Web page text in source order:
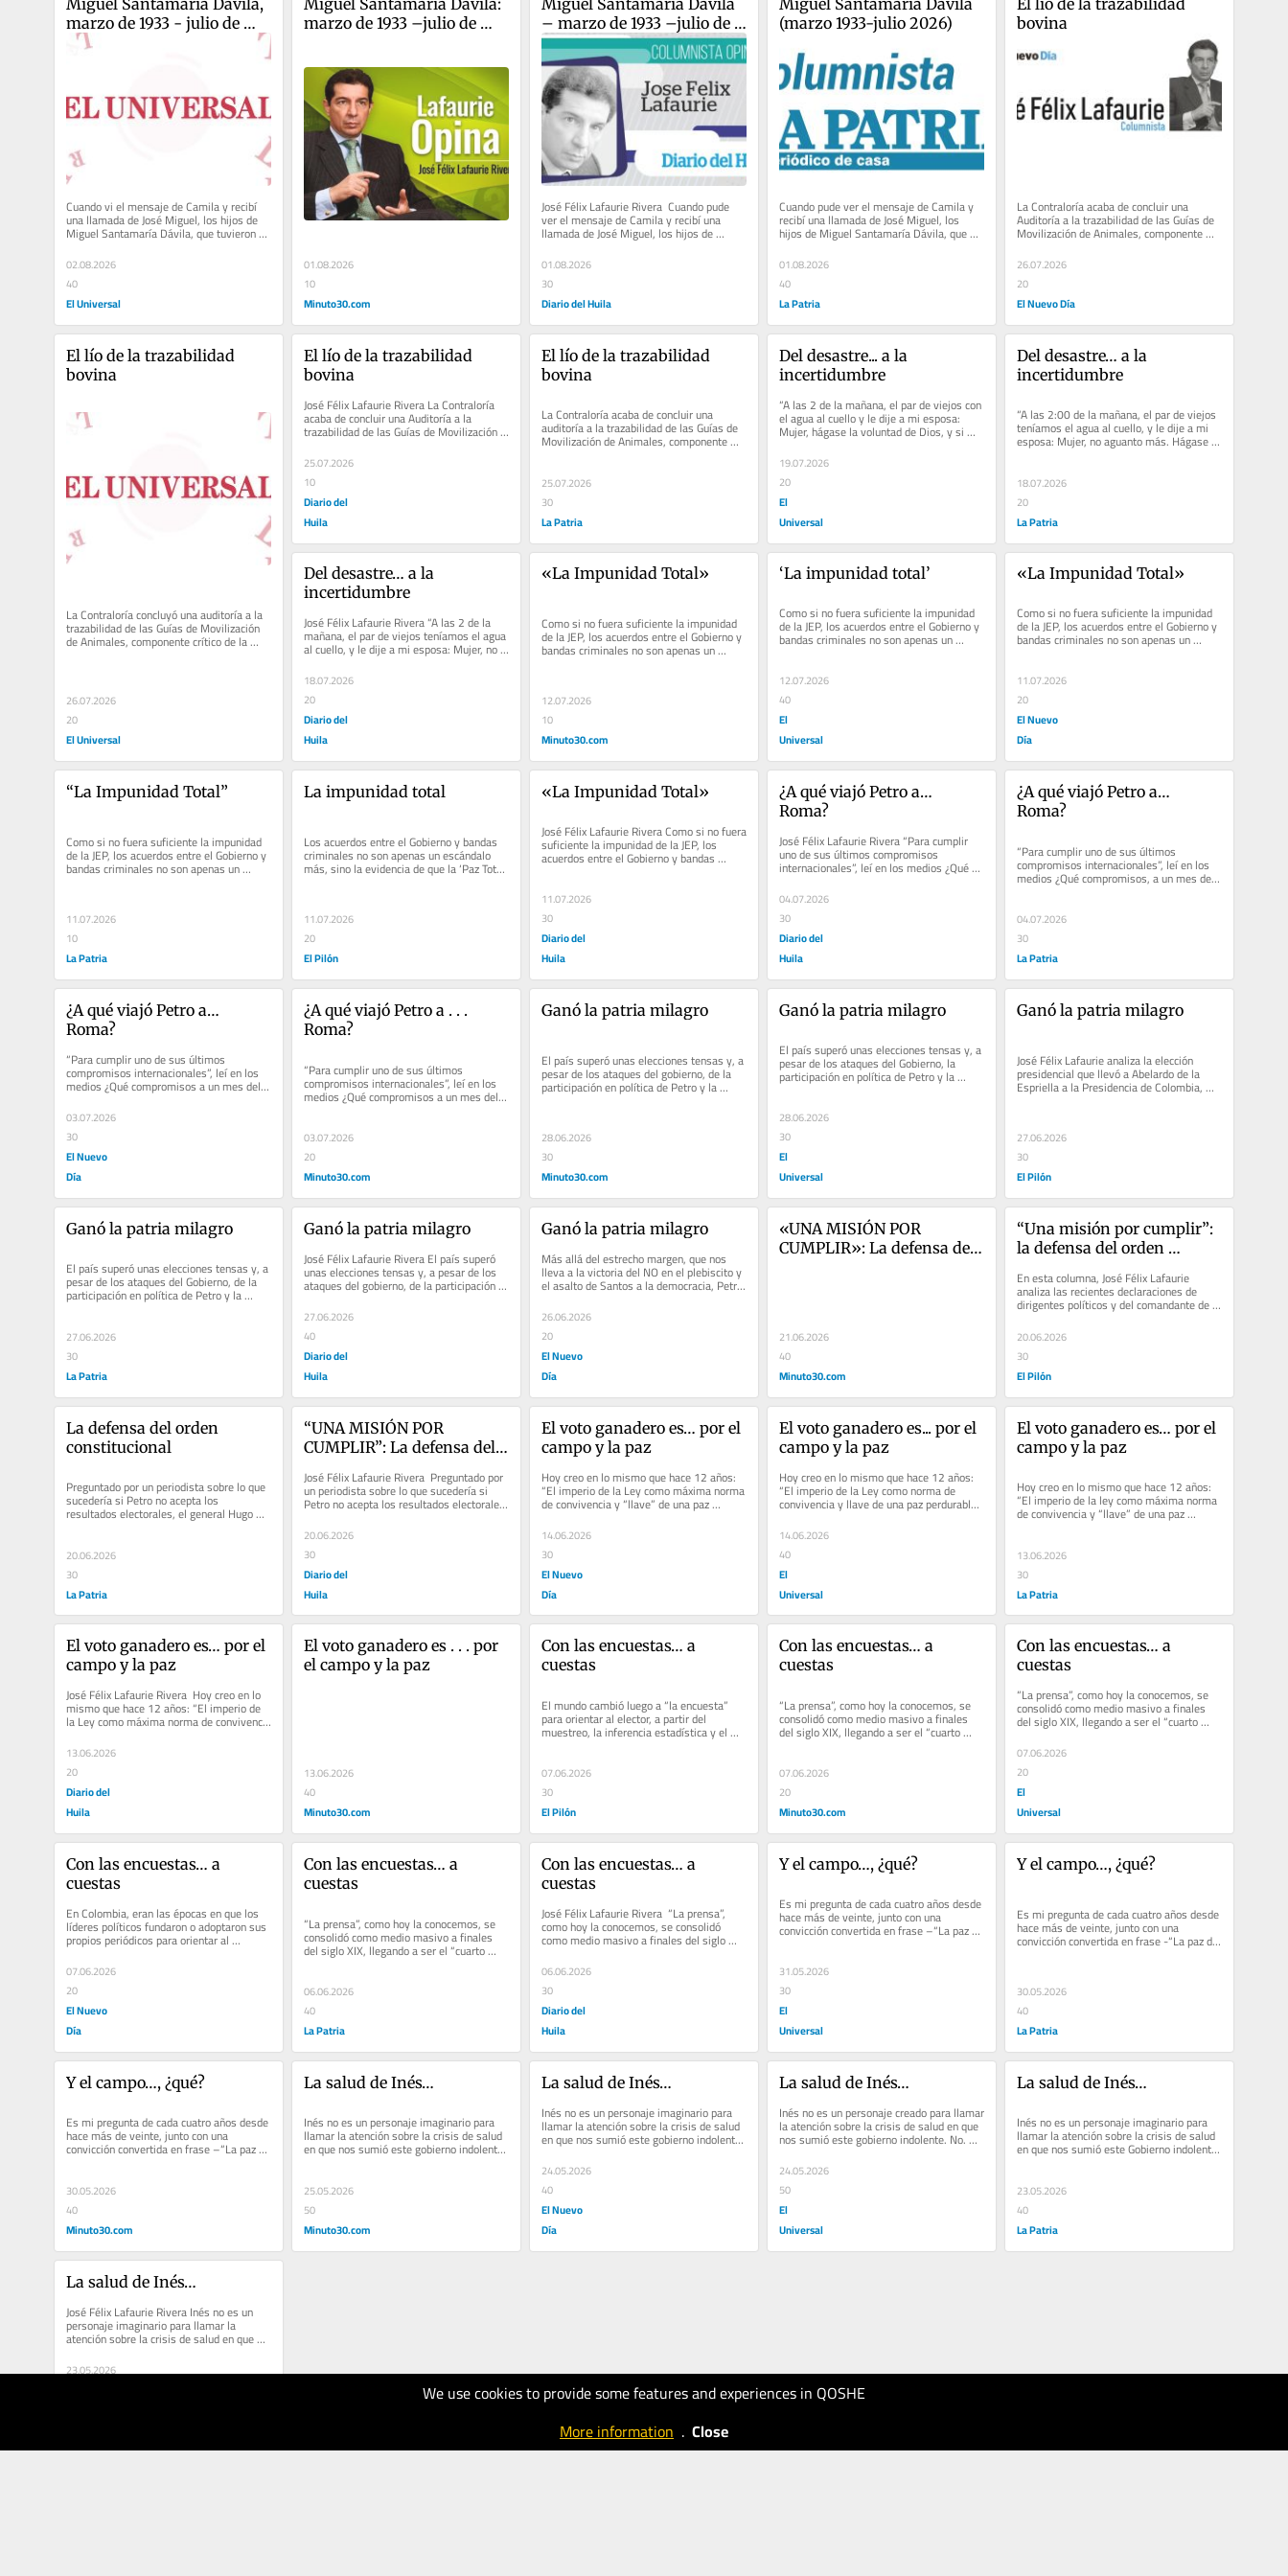
We use cookies to provide some features and experiences in QOSHE
More information . Close
marzo de 1933 - julio de
2026
Cuando vi el mensaje de Camila y recibí
una llamada de José Miguel, los hijos de
Miguel Santamaría Dávila, que tuvieron el
hermoso gesto de...
02.08.2026
40
El Universal
marzo de 1933 –julio de
01.08.2026
10
Minuto30.com
– marzo de 1933 –julio de
2026
José Félix Lafaurie Rivera  Cuando pude
ver el mensaje de Camila y recibí una
llamada de José Miguel, los hijos de
Miguel Santamaria Dávila,...
01.08.2026
30
Diario del Huila
(marzo 1933-julio 2026)
Cuando pude ver el mensaje de Camila y
recibí una llamada de José Miguel, los
hijos de Miguel Santamaría Dávila, que
tuvieron el hermoso gesto de...
01.08.2026
40
La Patria
bovina
La Contraloría acaba de concluir una
Auditoría a la trazabilidad de las Guías de
Movilización de Animales, componente
26.07.2026
20
El Nuevo Día
El lío de la trazabilidad
bovina
La Contraloría concluyó una auditoría a la
trazabilidad de las Guías de Movilización
de Animales, componente crítico de la
trazabilidad bovina,...
26.07.2026
20
El Universal
El lío de la trazabilidad
bovina
José Félix Lafaurie Rivera La Contraloría
acaba de concluir una Auditoría a la
trazabilidad de las Guías de Movilización
25.07.2026
10
Diario del
Huila
El lío de la trazabilidad
bovina
La Contraloría acaba de concluir una
auditoría a la trazabilidad de las Guías de
Movilización de Animales, componente
25.07.2026
30
La Patria
Del desastre... a la
incertidumbre
“A las 2 de la mañana, el par de viejos con
el agua al cuello y le dije a mi esposa:
Mujer, hágase la voluntad de Dios, y si
este es el...
19.07.2026
20
El
Universal
Del desastre… a la
incertidumbre
“A las 2:00 de la mañana, el par de viejos
teníamos el agua al cuello, y le dije a mi
esposa: Mujer, no aguanto más. Hágase la
voluntad de Dios,...
18.07.2026
20
La Patria
Del desastre… a la
incertidumbre
José Félix Lafaurie Rivera “A las 2 de la
mañana, el par de viejos teníamos el agua
al cuello, y le dije a mi esposa: Mujer, no
aguanto más....
18.07.2026
20
Diario del
Huila
«La Impunidad Total»
Como si no fuera suficiente la impunidad
de la JEP, los acuerdos entre el Gobierno y
bandas criminales no son apenas un
12.07.2026
10
Minuto30.com
‘La impunidad total’
Como si no fuera suficiente la impunidad
de la JEP, los acuerdos entre el Gobierno y
bandas criminales no son apenas un
12.07.2026
40
El
Universal
«La Impunidad Total»
Como si no fuera suficiente la impunidad
de la JEP, los acuerdos entre el Gobierno y
bandas criminales no son apenas un
11.07.2026
20
El Nuevo
Día
“La Impunidad Total”
Como si no fuera suficiente la impunidad
de la JEP, los acuerdos entre el Gobierno y
bandas criminales no son apenas un
11.07.2026
10
La Patria
La impunidad total
Los acuerdos entre el Gobierno y bandas
criminales no son apenas un escándalo
más, sino la evidencia de que la ‘Paz Total’
escondía un plan de...
11.07.2026
20
El Pilón
«La Impunidad Total»
José Félix Lafaurie Rivera Como si no fuera
suficiente la impunidad de la JEP, los
acuerdos entre el Gobierno y bandas
criminales no son apenas un...
11.07.2026
30
Diario del
Huila
¿A qué viajó Petro a…
Roma?
José Félix Lafaurie Rivera “Para cumplir
uno de sus últimos compromisos
internacionales”, leí en los medios ¿Qué
compromisos a un mes del...
04.07.2026
30
Diario del
Huila
¿A qué viajó Petro a…
Roma?
“Para cumplir uno de sus últimos
compromisos internacionales”, leí en los
medios ¿Qué compromisos, a un mes del
fin de su mandato? Si, como...
04.07.2026
30
La Patria
¿A qué viajó Petro a…
Roma?
“Para cumplir uno de sus últimos
compromisos internacionales”, leí en los
medios ¿Qué compromisos a un mes del
fin de su mandato? Si, como...
03.07.2026
30
El Nuevo
Día
¿A qué viajó Petro a . . .
Roma?
“Para cumplir uno de sus últimos
compromisos internacionales”, leí en los
medios ¿Qué compromisos a un mes del
fin de su mandato? Si, como...
03.07.2026
20
Minuto30.com
Ganó la patria milagro
El país superó unas elecciones tensas y, a
pesar de los ataques del gobierno, de la
participación en política de Petro y la
orientación de...
28.06.2026
30
Minuto30.com
Ganó la patria milagro
El país superó unas elecciones tensas y, a
pesar de los ataques del Gobierno, la
participación en política de Petro y la
orientación de recursos...
28.06.2026
30
El
Universal
Ganó la patria milagro
José Félix Lafaurie analiza la elección
presidencial que llevó a Abelardo de la
Espriella a la Presidencia de Colombia,
plantea los principales...
27.06.2026
30
El Pilón
Ganó la patria milagro
El país superó unas elecciones tensas y, a
pesar de los ataques del Gobierno, de la
participación en política de Petro y la
orientación de...
27.06.2026
30
La Patria
Ganó la patria milagro
José Félix Lafaurie Rivera El país superó
unas elecciones tensas y, a pesar de los
ataques del gobierno, de la participación
en política de...
27.06.2026
40
Diario del
Huila
Ganó la patria milagro
Más allá del estrecho margen, que nos
lleva a la victoria del NO en el plebiscito y
el asalto de Santos a la democracia, Petro
26.06.2026
20
El Nuevo
Día
«UNA MISIÓN POR
CUMPLIR»: La defensa del
21.06.2026
40
Minuto30.com
“Una misión por cumplir”:
la defensa del orden
En esta columna, José Félix Lafaurie
analiza las recientes declaraciones de
dirigentes políticos y del comandante de
las Fuerzas Militares,...
20.06.2026
30
El Pilón
La defensa del orden
constitucional
Preguntado por un periodista sobre lo que
sucedería si Petro no acepta los
resultados electorales, el general Hugo
López, comandante de las Fuerzas...
20.06.2026
30
La Patria
“UNA MISIÓN POR
CUMPLIR”: La defensa del
José Félix Lafaurie Rivera  Preguntado por
un periodista sobre lo que sucedería si
Petro no acepta los resultados electorales,
el general Hugo...
20.06.2026
30
Diario del
Huila
El voto ganadero es… por el
campo y la paz
Hoy creo en lo mismo que hace 12 años:
“El imperio de la Ley como máxima norma
de convivencia y “llave” de una paz
perdurable; la seguridad...
14.06.2026
30
El Nuevo
Día
El voto ganadero es... por el
campo y la paz
Hoy creo en lo mismo que hace 12 años:
“El imperio de la Ley como norma de
convivencia y llave de una paz perdurable;
la seguridad como derecho...
14.06.2026
40
El
Universal
El voto ganadero es… por el
campo y la paz
Hoy creo en lo mismo que hace 12 años:
“El imperio de la ley como máxima norma
de convivencia y “llave” de una paz
perdurable; la seguridad...
13.06.2026
30
La Patria
El voto ganadero es… por el
campo y la paz
José Félix Lafaurie Rivera  Hoy creo en lo
mismo que hace 12 años: “El imperio de
la Ley como máxima norma de convivencia
y “llave” de...
13.06.2026
20
Diario del
Huila
El voto ganadero es . . . por
el campo y la paz
13.06.2026
40
Minuto30.com
Con las encuestas… a
cuestas
El mundo cambió luego a “la encuesta”
para orientar al elector, a partir del
muestreo, la inferencia estadística y el
procesamiento de datos.
07.06.2026
30
El Pilón
Con las encuestas… a
cuestas
“La prensa”, como hoy la conocemos, se
consolidó como medio masivo a finales
del siglo XIX, llegando a ser el “cuarto
poder”, por su...
07.06.2026
20
Minuto30.com
Con las encuestas… a
cuestas
“La prensa”, como hoy la conocemos, se
consolidó como medio masivo a finales
del siglo XIX, llegando a ser el “cuarto
poder” por su capacidad...
07.06.2026
20
El
Universal
Con las encuestas… a
cuestas
En Colombia, eran las épocas en que los
líderes políticos fundaron o adoptaron sus
propios periódicos para orientar al
electorado; en que los...
07.06.2026
20
El Nuevo
Día
Con las encuestas… a
cuestas
“La prensa”, como hoy la conocemos, se
consolidó como medio masivo a finales
del siglo XIX, llegando a ser el “cuarto
poder”, por su...
06.06.2026
40
La Patria
Con las encuestas… a
cuestas
José Félix Lafaurie Rivera  “La prensa”,
como hoy la conocemos, se consolidó
como medio masivo a finales del siglo
06.06.2026
30
Diario del
Huila
Y el campo…, ¿qué?
Es mi pregunta de cada cuatro años desde
hace más de veinte, junto con una
convicción convertida en frase –“La paz de
31.05.2026
30
El
Universal
Y el campo…, ¿qué?
Es mi pregunta de cada cuatro años desde
hace más de veinte, junto con una
convicción convertida en frase -“La paz de
30.05.2026
40
La Patria
Y el campo…, ¿qué?
Es mi pregunta de cada cuatro años desde
hace más de veinte, junto con una
convicción convertida en frase –“La paz de
30.05.2026
40
Minuto30.com
La salud de Inés…
Inés no es un personaje imaginario para
llamar la atención sobre la crisis de salud
en que nos sumió este gobierno indolente.
No. Inés es una...
25.05.2026
50
Minuto30.com
La salud de Inés…
Inés no es un personaje imaginario para
llamar la atención sobre la crisis de salud
en que nos sumió este gobierno indolente.
No. Inés es una...
24.05.2026
40
El Nuevo
Día
La salud de Inés…
Inés no es un personaje creado para llamar
la atención sobre la crisis de salud en que
nos sumió este gobierno indolente. No.
Inés es una persona...
24.05.2026
50
El
Universal
La salud de Inés…
Inés no es un personaje imaginario para
llamar la atención sobre la crisis de salud
en que nos sumió este Gobierno indolente.
No. Inés es una...
23.05.2026
40
La Patria
La salud de Inés…
José Félix Lafaurie Rivera Inés no es un
personaje imaginario para llamar la
atención sobre la crisis de salud en que
23.05.2026